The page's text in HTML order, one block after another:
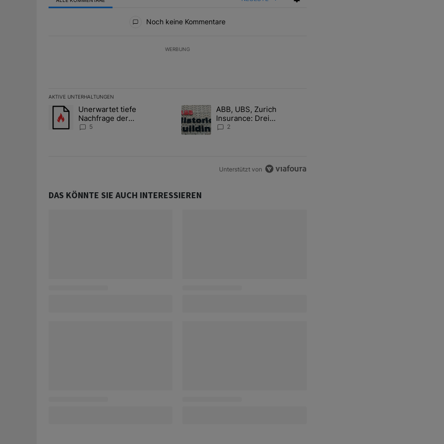
Noch keine Kommentare
WERBUNG
AKTIVE UNTERHALTUNGEN
Das Folgende ist eine Liste der am meisten kommentierten Artikel der letzten 7 days.
Ein Trendartikel mit dem Titel "Unerwartet tiefe Nachfrage der Zentralbanken könnte Goldpreis weiter belasten" mit 5
Unerwartet tiefe
Nachfrage der
Zentralbanken könnte
5
Ein Trendartikel mit dem Titel "ABB, UBS, Zurich Insurance: Drei Schweizer
ABB, UBS, Zurich
Insurance: Drei
Schweizer Aktien auf der
2
Unterstützt von
DAS KÖNNTE SIE AUCH INTERESSIEREN